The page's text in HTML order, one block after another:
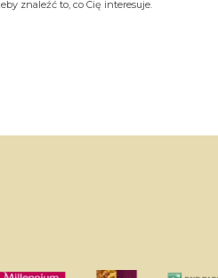
znaleźć to, co Cię interesuje.